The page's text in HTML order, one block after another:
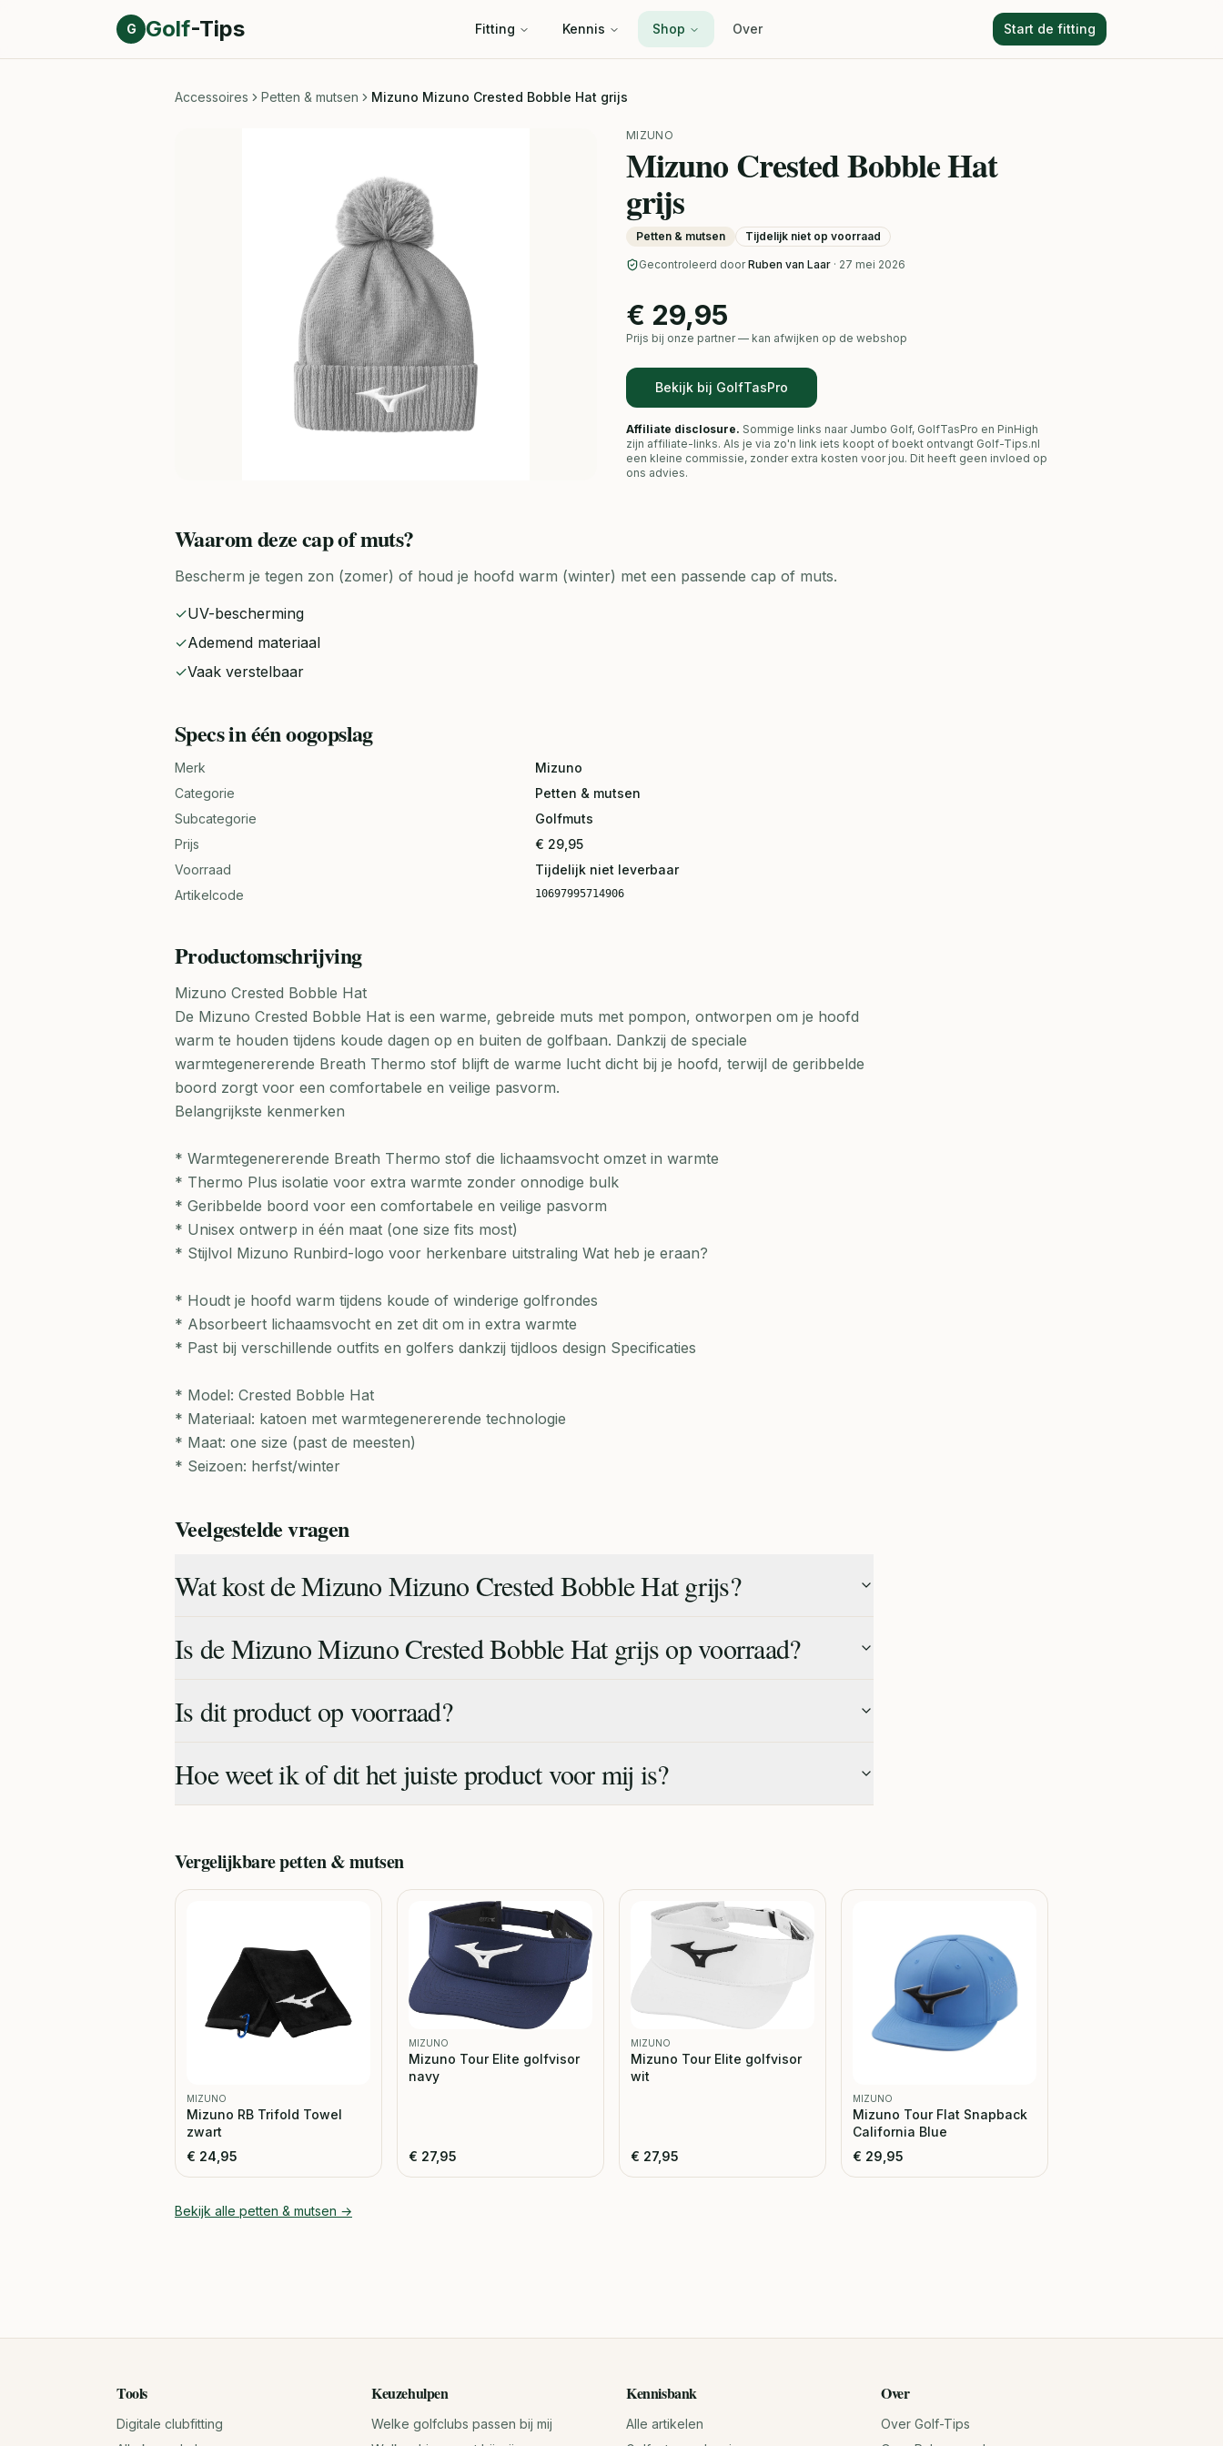
Direct naar inhoud
G Golf-Tips Fitting Kennis Shop Over Start de fitting
Accessoires Petten & mutsen Mizuno Mizuno Crested Bobble Hat grijs
MIZUNO
Mizuno Crested Bobble Hat
grijs
Petten & mutsen Tijdelijk niet op voorraad
Gecontroleerd door Ruben van Laar · 27 mei 2026
€ 29,95
Prijs bij onze partner — kan afwijken op de webshop
Bekijk bij GolfTasPro
Affiliate disclosure. Sommige links naar Jumbo Golf, GolfTasPro en PinHigh
zijn affiliate-links. Als je via zo'n link iets koopt of boekt ontvangt Golf-Tips.nl
een kleine commissie, zonder extra kosten voor jou. Dit heeft geen invloed op
ons advies.
Waarom dezecap of muts?
Bescherm je tegen zon (zomer) of houd je hoofd warm (winter) met een passende cap of muts.
✓UV-bescherming
✓Ademend materiaal
✓Vaak verstelbaar
Specs in één oogopslag
Merk
Mizuno
Categorie
Petten & mutsen
Subcategorie
Golfmuts
Prijs
€ 29,95
Voorraad
Tijdelijk niet leverbaar
Artikelcode
10697995714906
Productomschrijving
Mizuno Crested Bobble Hat
De Mizuno Crested Bobble Hat is een warme, gebreide muts met pompon, ontworpen om je hoofd
warm te houden tijdens koude dagen op en buiten de golfbaan. Dankzij de speciale
warmtegenererende Breath Thermo stof blijft de warme lucht dicht bij je hoofd, terwijl de geribbelde
boord zorgt voor een comfortabele en veilige pasvorm.
Belangrijkste kenmerken
* Warmtegenererende Breath Thermo stof die lichaamsvocht omzet in warmte
* Thermo Plus isolatie voor extra warmte zonder onnodige bulk
* Geribbelde boord voor een comfortabele en veilige pasvorm
* Unisex ontwerp in één maat (one size fits most)
* Stijlvol Mizuno Runbird-logo voor herkenbare uitstraling Wat heb je eraan?
* Houdt je hoofd warm tijdens koude of winderige golfrondes
* Absorbeert lichaamsvocht en zet dit om in extra warmte
* Past bij verschillende outfits en golfers dankzij tijdloos design Specificaties
* Model: Crested Bobble Hat
* Materiaal: katoen met warmtegenererende technologie
* Maat: one size (past de meesten)
* Seizoen: herfst/winter
Veelgestelde vragen
Wat kost de Mizuno Mizuno Crested Bobble Hat grijs?
Is de Mizuno Mizuno Crested Bobble Hat grijs op voorraad?
Is dit product op voorraad?
Hoe weet ik of dit het juiste product voor mij is?
Vergelijkbarepetten & mutsen
MIZUNO
Mizuno RB Trifold Towel
zwart
€ 24,95
MIZUNO
Mizuno Tour Elite golfvisor
navy
€ 27,95
MIZUNO
Mizuno Tour Elite golfvisor
wit
€ 27,95
MIZUNO
Mizuno Tour Flat Snapback
California Blue
€ 29,95
Bekijk alle petten & mutsen →
Tools
Digitale clubfitting
Keuzehulpen
Welke golfclubs passen bij mij
Kennisbank
Alle artikelen
Over
Over Golf-Tips